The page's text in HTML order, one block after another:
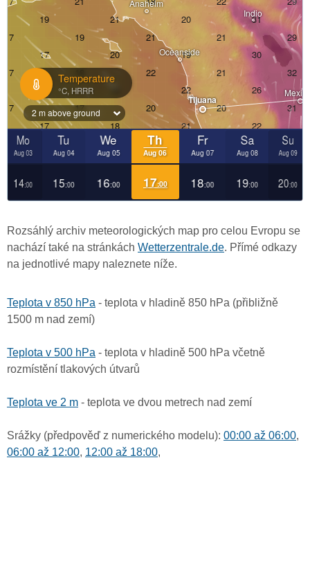
Rozsáhlý archiv meteorologických map pro celou Evropu se
nachází také na stránkách Wetterzentrale.de. Přímé odkazy
na jednotlivé mapy naleznete níže.
Teplota v 850 hPa - teplota v hladině 850 hPa (přibližně
1500 m nad zemí)
Teplota v 500 hPa - teplota v hladině 500 hPa včetně
rozmístění tlakových útvarů
Teplota ve 2 m - teplota ve dvou metrech nad zemí
Srážky (předpověď z numerického modelu): 00:00 až 06:00,
06:00 až 12:00, 12:00 až 18:00,